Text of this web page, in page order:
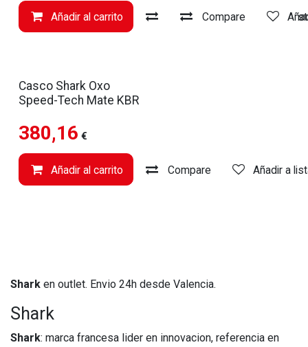
Añadir al carrito Compare Añadir a
Compare
Casco Shark Oxo
Speed-Tech Mate KBR
380,16 €
Añadir al carrito Compare Añadir a
Shark en outlet. Envio 24h desde Valencia.
Shark
Shark: marca francesa lider en innovacion, referencia en